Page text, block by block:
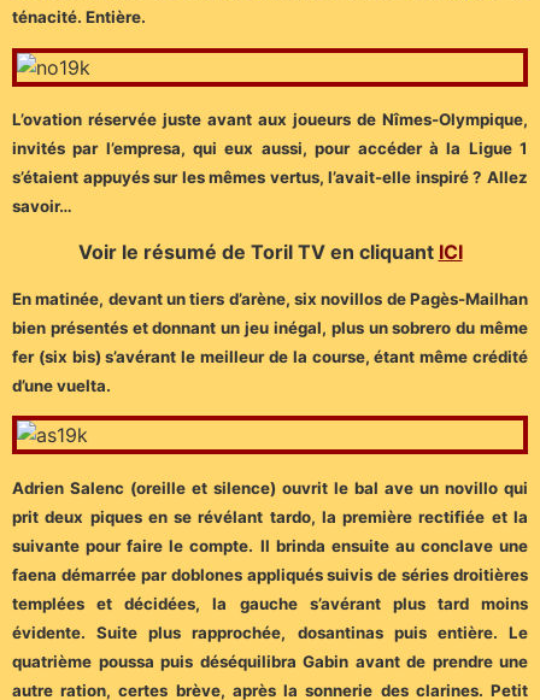
ténacité. Entière.
L’ovation réservée juste avant aux joueurs de Nîmes-Olympique,
invités par l’empresa, qui eux aussi, pour accéder à la Ligue 1
s’étaient appuyés sur les mêmes vertus, l’avait-elle inspiré ? Allez
savoir…
Voir le résumé de Toril TV en cliquant ICI
En matinée, devant un tiers d’arène, six novillos de Pagès-Mailhan
bien présentés et donnant un jeu inégal, plus un sobrero du même
fer (six bis) s’avérant le meilleur de la course, étant même crédité
d’une vuelta.
Adrien Salenc (oreille et silence) ouvrit le bal ave un novillo qui
prit deux piques en se révélant tardo, la première rectifiée et la
suivante pour faire le compte. Il brinda ensuite au conclave une
faena démarrée par doblones appliqués suivis de séries droitières
templées et décidées, la gauche s’avérant plus tard moins
évidente. Suite plus rapprochée, dosantinas puis entière. Le
quatrième poussa puis déséquilibra Gabin avant de prendre une
autre ration, certes brève, après la sonnerie des clarines. Petit